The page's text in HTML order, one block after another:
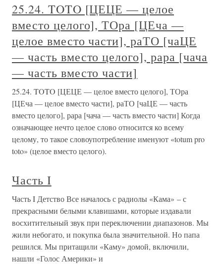
25.24. TOTO [ЦЕЦЕ — целое
вместо целого], ТОра [ЦЕча —
целое вместо части], раТО [чаЦЕ
— часть вместо целого], рара [чача
— часть вместо части]
25.24. TOTO [ЦЕЦЕ — целое вместо целого], ТОра
[ЦЕча — целое вместо части], раТО [чаЦЕ — часть
вместо целого], рара [чача — часть вместо части] Когда
означающее нечто целое слово относится ко всему
целому, то такое словоупотребление именуют «totum pro
toto» (целое вместо целого).
Часть I
Часть I Детство Все началось с радиолы «Кама» – с
прекрасными белыми клавишами, которые издавали
восхитительный звук при переключении диапазонов. Мы
жили небогато, и покупка была значительной. Но папа
решился. Мы притащили «Каму» домой, включили,
нашли «Голос Америки» и